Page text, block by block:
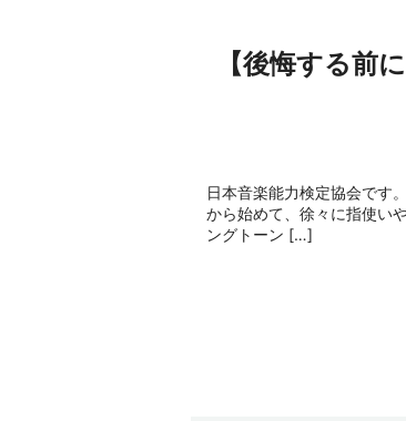
【後悔する前
日本音楽能力検定協会です
から始めて、徐々に指使い
ングトーン […]